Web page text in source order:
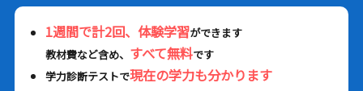
1週間で計2回、体験学習ができます
教材費など含め、 すべて無料です
学力診断テストで現在の学力も分かります